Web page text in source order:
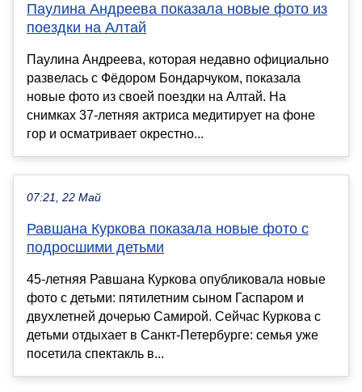
Паулина Андреева показала новые фото из
поездки на Алтай
Паулина Андреева, которая недавно официально
развелась с Фёдором Бондарчуком, показала
новые фото из своей поездки на Алтай. На
снимках 37-летняя актриса медитирует на фоне
гор и осматривает окрестно...
07:21, 22 Май
Равшана Куркова показала новые фото с
подросшими детьми
45-летняя Равшана Куркова опубликовала новые
фото с детьми: пятилетним сыном Гаспаром и
двухлетней дочерью Самирой. Сейчас Куркова с
детьми отдыхает в Санкт-Петербурге: семья уже
посетила спектакль в...